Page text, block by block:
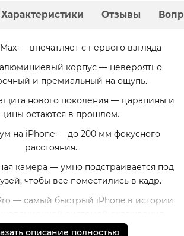
Характеристики Отзывы
— впечатляет с первого взгляда
корпус — невероятно
и премиальный на ощупь.
нового поколения — царапины и
остаются в прошлом.
на iPhone — до 200 мм фокусного
расстояния.
камера — умно подстраивается под
чтобы все поместились в кадр.
— самый быстрый iPhone в истории
не падает даже при
описание полностью